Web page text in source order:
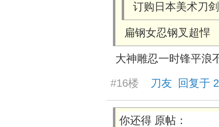
订购日本美术刀
扁钢女忍钢叉超悍
大神雕忍一时锋平浪
#16楼 刀友 回复于
你还得 原帖：